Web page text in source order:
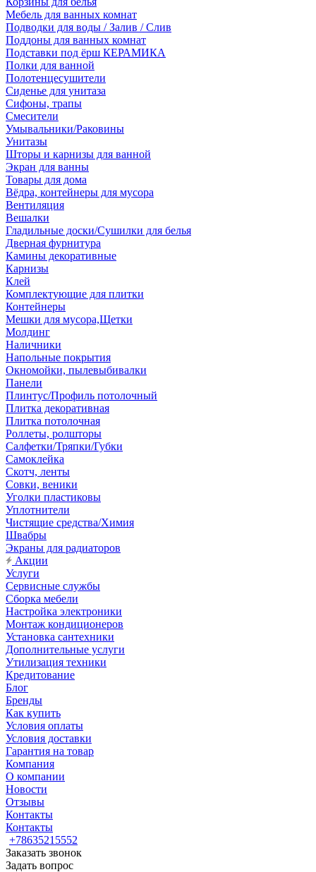
Мебель для ванных комнат
Подводки для воды / Залив / Слив
Поддоны для ванных комнат
Подставки под ёрш КЕРАМИКА
Полки для ванной
Полотенцесушители
Сиденье для унитаза
Сифоны, трапы
Смесители
Умывальники/Раковины
Унитазы
Шторы и карнизы для ванной
Экран для ванны
Товары для дома
Вёдра, контейнеры для мусора
Вентиляция
Вешалки
Гладильные доски/Сушилки для белья
Дверная фурнитура
Камины декоративные
Карнизы
Клей
Комплектующие для плитки
Контейнеры
Мешки для мусора,Щетки
Молдинг
Наличники
Напольные покрытия
Окномойки, пылевыбивалки
Панели
Плинтус/Профиль потолочный
Плитка декоративная
Плитка потолочная
Роллеты, ролшторы
Салфетки/Тряпки/Губки
Самоклейка
Скотч, ленты
Совки, веники
Уголки пластиковы
Уплотнители
Чистящие средства/Химия
Швабры
Экраны для радиаторов
Акции
Услуги
Сервисные службы
Сборка мебели
Настройка электроники
Монтаж кондиционеров
Установка сантехники
Дополнительные услуги
Утилизация техники
Кредитование
Блог
Бренды
Как купить
Условия оплаты
Условия доставки
Гарантия на товар
Компания
О компании
Новости
Отзывы
Контакты
Контакты
+78635215552
Заказать звонок
Задать вопрос